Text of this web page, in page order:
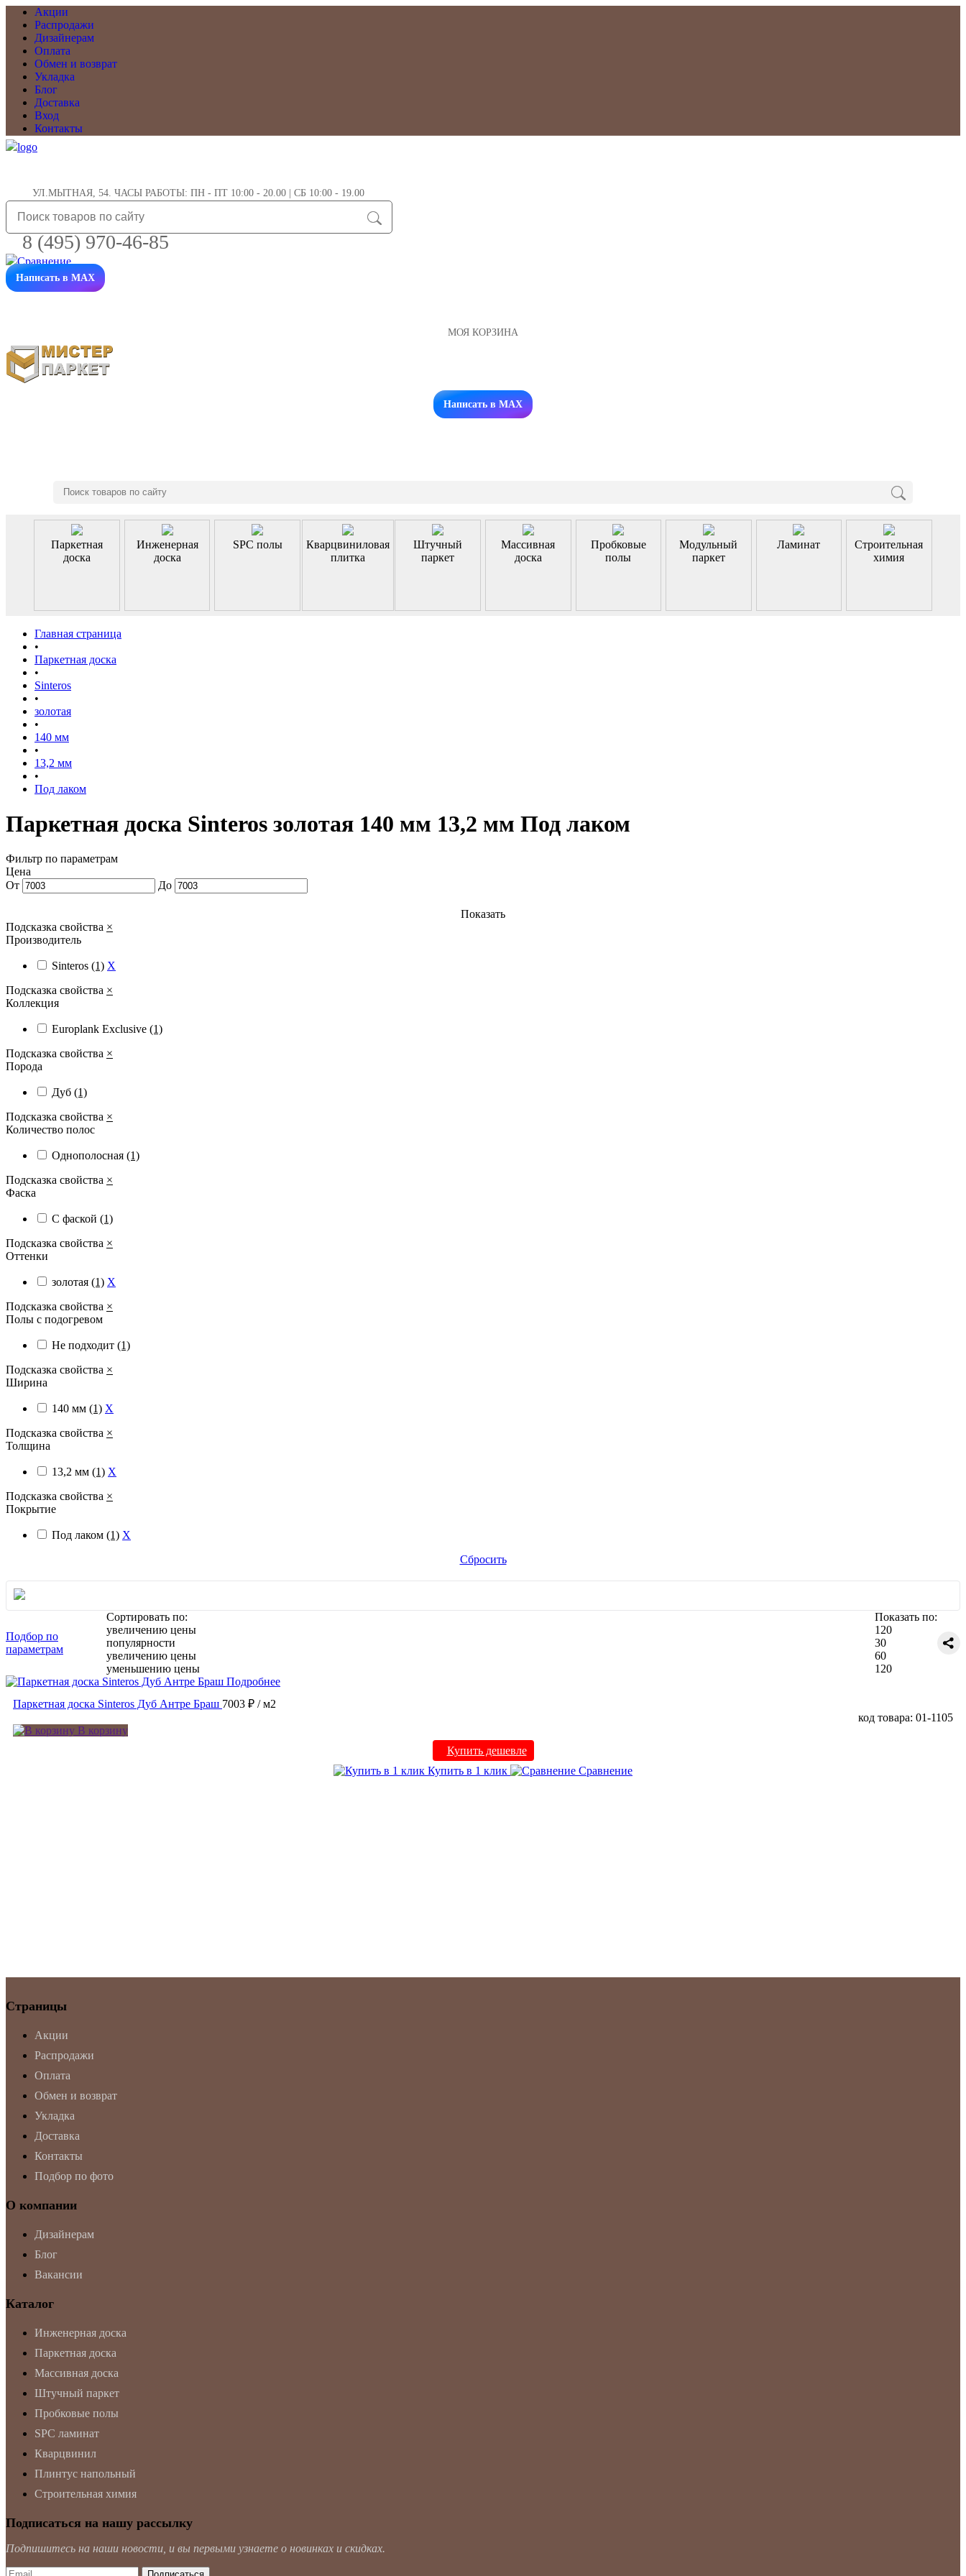
Акции
Распродажи
Дизайнерам
Оплата
Обмен и возврат
Укладка
Блог
Доставка
Вход
Контакты
УЛ.МЫТНАЯ, 54. ЧАСЫ РАБОТЫ: ПН - ПТ 10:00 - 20.00 | СБ 10:00 - 19.00
8 (495) 970-46-85
Написать в MAX
МОЯ КОРЗИНА
Заказать звонок
Написать в MAX
Паркетная
доска
Инженерная
доска
SPC полы
Кварцвиниловая
плитка
Штучный
паркет
Массивная
доска
Пробковые
полы
Модульный
паркет
Ламинат
Строительная
химия
Главная страница
•
Паркетная доска
•
Sinteros
•
золотая
•
140 мм
•
13,2 мм
•
Под лаком
Паркетная доска Sinteros золотая 140 мм 13,2 мм Под лаком
Фильтр по параметрам
Цена
От
До
Показать
Подсказка свойства ×
Производитель
Sinteros (1) X
Подсказка свойства ×
Коллекция
Europlank Exclusive (1)
Подсказка свойства ×
Порода
Дуб (1)
Подсказка свойства ×
Количество полос
Однополосная (1)
Подсказка свойства ×
Фаска
С фаской (1)
Подсказка свойства ×
Оттенки
золотая (1) X
Подсказка свойства ×
Полы с подогревом
Не подходит (1)
Подсказка свойства ×
Ширина
140 мм (1) X
Подсказка свойства ×
Толщина
13,2 мм (1) X
Подсказка свойства ×
Покрытие
Под лаком (1) X
Сбросить
Подбор по
параметрам
Сортировать по:
увеличению цены
популярности
увеличению цены
уменьшению цены
Показать по:
120
30
60
120
Подробнее
Паркетная доска Sinteros Дуб Антре Браш 7003 ₽ / м2
код товара: 01-1105
В корзину
Купить дешевле
Купить в 1 клик
Сравнение
Страницы
Акции
Распродажи
Оплата
Обмен и возврат
Укладка
Доставка
Контакты
Подбор по фото
О компании
Дизайнерам
Блог
Вакансии
Каталог
Инженерная доска
Паркетная доска
Массивная доска
Штучный паркет
Пробковые полы
SPC ламинат
Кварцвинил
Плинтус напольный
Строительная химия
Подписаться на нашу рассылку
Подпишитесь на наши новости, и вы первыми узнаете о новинках и скидках.